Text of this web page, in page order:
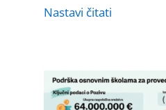
Nastavi čitati